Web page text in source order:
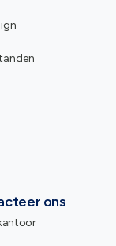
ons